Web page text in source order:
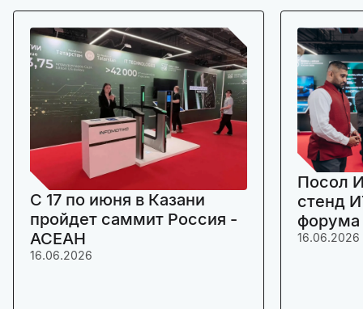
C 17 по июня в Казани
пройдет саммит Россия -
АСЕАН
16.06.2026
Посол
стенд
16.06.2026